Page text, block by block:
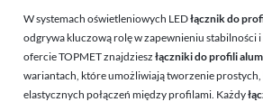
W systemach oświetleniowych LEDłącznik do
odgrywa kluczową rolę w zapewnieniu stabilności
ofercie TOPMET znajdziesz łączniki do profili
wariantach, które umożliwiają tworzenie
elastycznych połączeń między profilami. Każdy